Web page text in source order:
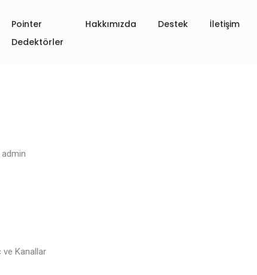
Pointer
Dedektörler
Hakkımızda Destek İletişim
admin